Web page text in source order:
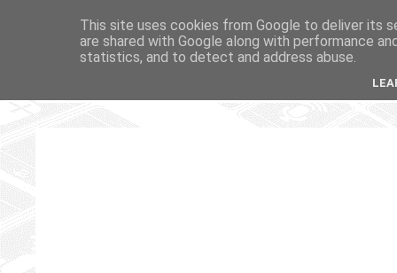
This site uses cookies from Google to deliver its
are shared with Google along with performance
statistics, and to detect and address abuse.